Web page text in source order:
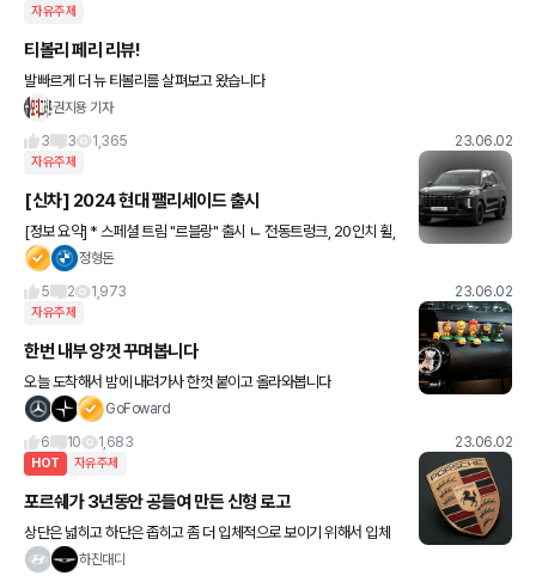
자유주제
티볼리 페리 리뷰!
발빠르게 더 뉴 티볼리를 살펴보고 왔습니다
권지용 기자
3
3 1,365 23.06.02
자유주제
[신차] 2024 현대 팰리세이드 출시
[정보 요약] * 스페셜 트림 "르블랑" 출시 ㄴ 전동트렁크, 20인치 휠,
12.3인치 클러스터 기본적용 * 프레스티지 트림 (기본 탑재 옵션 강
정형돈
5
2 1,973 23.06.02
자유주제
한번 내부 양껏 꾸며봅니다
오늘 도착해서 밤에 내려가사 한껏 붙이고 올라와봅니다
GoFoward
6
10 1,683 23.06.02
HOT 자유주제
포르쉐가 3년동안 공들여 만든 신형 로고
상단은 넓히고 하단은 좁히고 좀 더 입체적으로 보이기 위해서 입체
적인 디자인으로 바꿨다고 하네요 막눈인 제 입장에선 뭐가 바뀐지
하진대디